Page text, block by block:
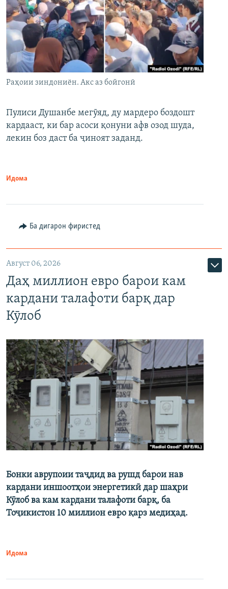
Раҳоии зиндониён. Акс аз бойгонӣ
Пулиси Душанбе мегӯяд, ду мардеро боздошт
кардааст, ки бар асоси қонуни афв озод шуда,
лекин боз даст ба ҷиноят заданд.
Идома
Ба дигарон фиристед
Август 06, 2026
Даҳ миллион евро барои кам
кардани талафоти барқ дар
Кӯлоб
Бонки аврупоии таҷдид ва рушд барои нав
кардани иншоотҳои энергетикӣ дар шаҳри
Кӯлоб ва кам кардани талафоти барқ, ба
Тоҷикистон 10 миллион евро қарз медиҳад.
Идома